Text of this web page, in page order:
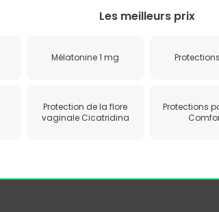
Les meilleurs prix
Mélatonine 1 mg
Protection de la flore
vaginale Cicatridina
Protections